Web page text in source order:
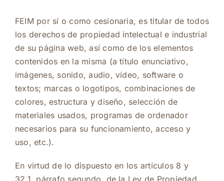
FEIM por sí o como cesionaria, es titular de todos
los derechos de propiedad intelectual e industrial
de su página web, así como de los elementos
contenidos en la misma (a título enunciativo,
imágenes, sonido, audio, vídeo, software o
textos; marcas o logotipos, combinaciones de
colores, estructura y diseño, selección de
materiales usados, programas de ordenador
necesarios para su funcionamiento, acceso y
uso, etc.).
En virtud de lo dispuesto en los artículos 8 y